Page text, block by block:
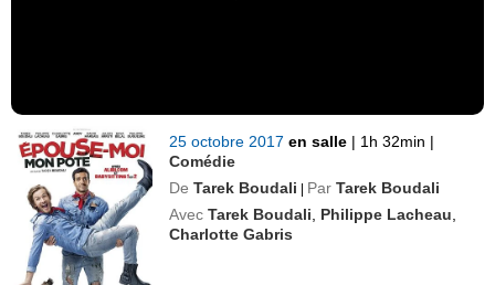
25 octobre 2017en salle | 1h 32min |
Comédie
De Tarek Boudali | Par Tarek Boudali
Avec Tarek Boudali Philippe Lacheau
Charlotte Gabris